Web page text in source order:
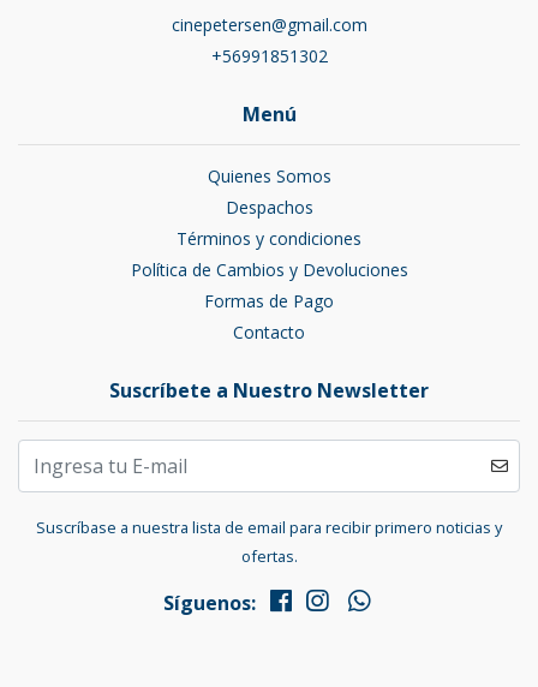
cinepetersen@gmail.com
+56991851302
Menú
Quienes Somos
Despachos
Términos y condiciones
Política de Cambios y Devoluciones
Formas de Pago
Contacto
Suscríbete a Nuestro Newsletter
Suscríbase a nuestra lista de email para recibir primero noticias y
ofertas.
Síguenos: